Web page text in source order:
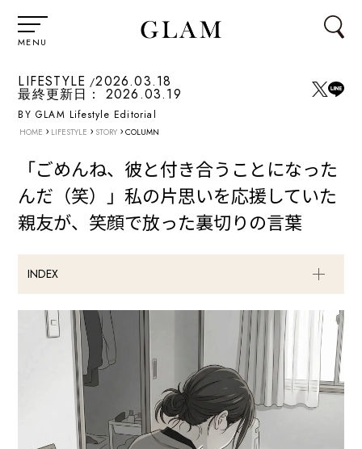
MENU
LIFESTYLE 2026.03.18
最終更新日： 2026.03.19
BY GLAM Lifestyle Editorial
HOME › LIFESTYLE › STORY › COLUMN
「ごめんね、彼と付き合うことになった
んだ（笑）」私の片思いを応援していた
親友が、笑顔で放った裏切りの言葉
INDEX